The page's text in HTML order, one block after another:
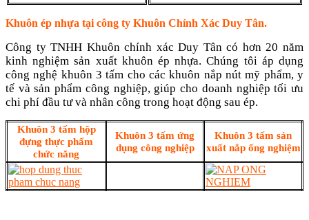
Khuôn ép nhựa tại công ty Khuôn Chính Xác Duy Tân.
Công ty TNHH Khuôn chính xác Duy Tân có hơn 20 năm
kinh nghiệm sản xuất khuôn ép nhựa. Chúng tôi áp dụng
công nghệ khuôn 3 tấm cho các khuôn nắp nút mỹ phẩm, y
tế và sản phẩm công nghiệp, giúp cho doanh nghiệp tối ưu
chi phí đầu tư và nhân công trong hoạt động sau ép.
Khuôn 3 tấm hộp
đựng thực phẩm
chức năng
Khuôn 3 tấm ứng
dụng công nghiệp
Khuôn 3 tấm sản
xuất nắp ống nghiệm